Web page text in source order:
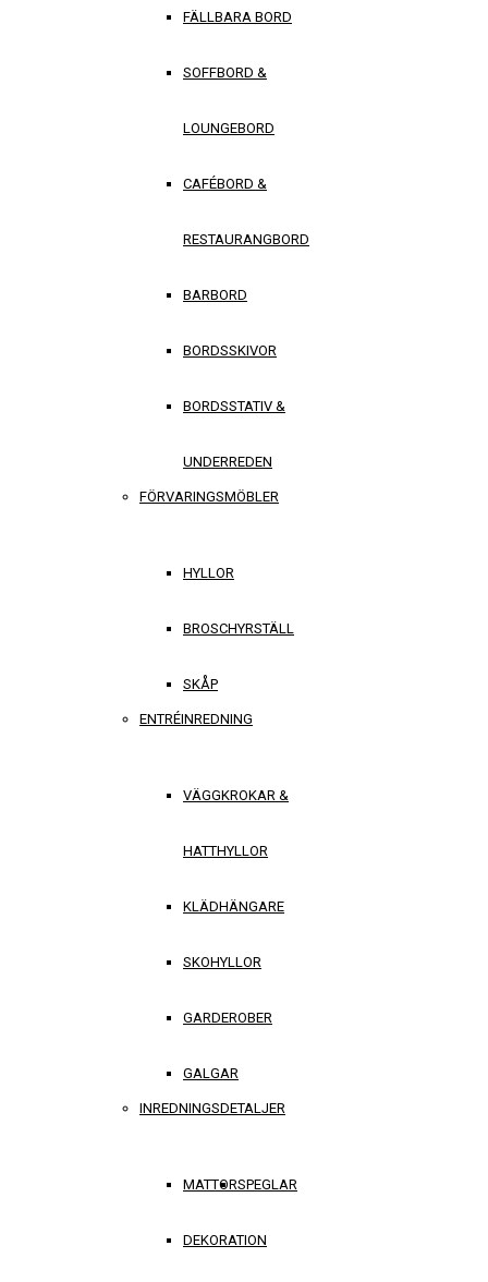
FÄLLBARA BORD
SOFFBORD &
LOUNGEBORD
CAFÉBORD &
RESTAURANGBORD
BARBORD
BORDSSKIVOR
BORDSSTATIV &
UNDERREDEN
FÖRVARINGSMÖBLER
HYLLOR
BROSCHYRSTÄLL
SKÅP
ENTRÉINREDNING
VÄGGKROKAR &
HATTHYLLOR
KLÄDHÄNGARE
SKOHYLLOR
GARDEROBER
GALGAR
INREDNINGSDETALJER
MATTORSPEGLAR
DEKORATION